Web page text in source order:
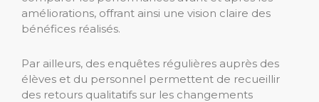
améliorations, offrant ainsi une vision claire des
bénéfices réalisés.
Par ailleurs, des enquêtes régulières auprès des
élèves et du personnel permettent de recueillir
des retours qualitatifs sur les changements